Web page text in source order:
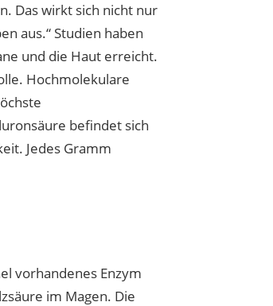
Das wirkt sich nicht nur
aus.“ Studien haben
und die Haut erreicht.
Hochmolekulare
befindet sich
Jedes Gramm
vorhandenes Enzym
im Magen. Die